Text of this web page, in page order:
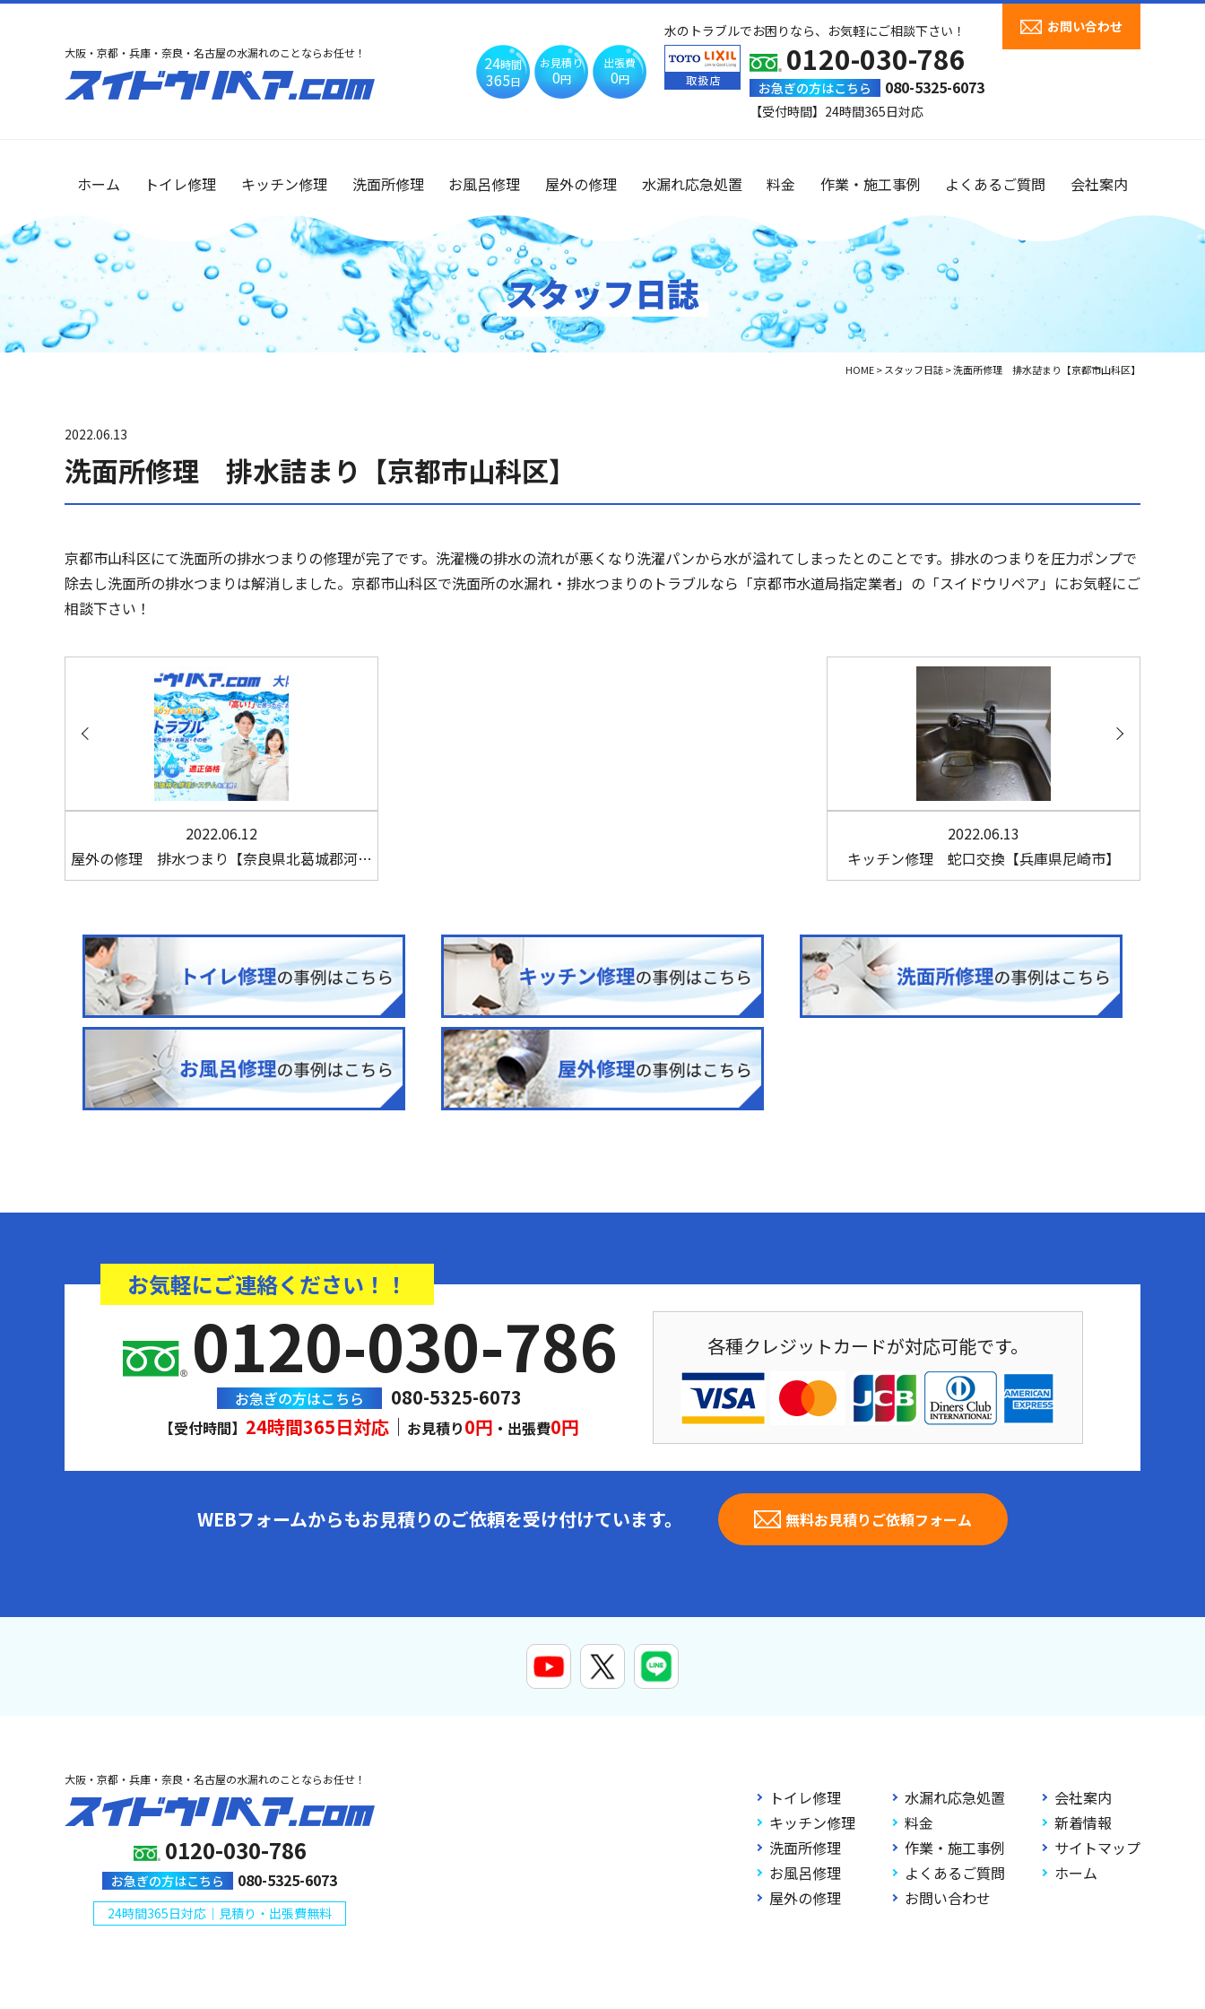
大阪・京都・兵庫・奈良・名古屋の水漏れのことならお任せ！ 24時間
365日
お見積り
0円
出張費
0円
水のトラブルでお困りなら、お気軽にご相談下さい！
0120-030-786
お急ぎの方はこちら 080-5325-6073
【受付時間】24時間365日対応
お問い合わせ
ホーム トイレ修理 キッチン修理 洗面所修理 お風呂修理 屋外の修理 水漏れ応急処置 料金 作業・施工事例 よくあるご質問 会社案内
スタッフ日誌
HOME> スタッフ日誌>洗面所修理 排水詰まり【京都市山科区】
2022.06.13
洗面所修理 排水詰まり【京都市山科区】
京都市山科区にて洗面所の排水つまりの修理が完了です。洗濯機の排水の流れが悪くなり洗濯パンから水が溢れてしまったとのことです。排水のつまりを圧力ポンプで
除去し洗面所の排水つまりは解消しました。京都市山科区で洗面所の水漏れ・排水つまりのトラブルなら「京都市水道局指定業者」の「スイドウリペア」にお気軽にご
相談下さい！
2022.06.12
屋外の修理 排水つまり【奈良県北葛城郡河…
2022.06.13
キッチン修理 蛇口交換【兵庫県尼崎市】
お気軽にご連絡ください！！
0120-030-786
お急ぎの方はこちら 080-5325-6073
【受付時間】 24時間365日対応 ｜ お見積り0円 ・出張費0円
各種クレジットカードが対応可能です。
WEBフォームからもお見積りのご依頼を受け付けています。 無料お見積りご依頼フォーム
大阪・京都・兵庫・奈良・名古屋の水漏れのことならお任せ！
0120-030-786
お急ぎの方はこちら 080-5325-6073
24時間365日対応｜見積り・出張費無料
トイレ修理
キッチン修理
洗面所修理
お風呂修理
屋外の修理
水漏れ応急処置
料金
作業・施工事例
よくあるご質問
お問い合わせ
会社案内
新着情報
サイトマップ
ホーム